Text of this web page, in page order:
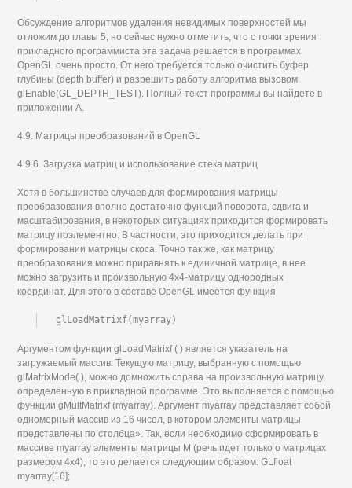
Обсуждение алгоритмов удаления невидимых поверхностей мы
отложим до главы 5, но сейчас нужно отметить, что с точки зрения
прикладного программиста эта задача решается в программах
OpenGL очень просто. От него требуется только очистить буфер
глубины (depth buffer) и разрешить работу алгоритма вызовом
glEnable(GL_DEPTH_TEST). Полный текст программы вы найдете в
приложении А.
4.9. Матрицы преобразований в OpenGL
4.9.6. Загрузка матриц и использование стека матриц
Хотя в большинстве случаев для формирования матрицы
преобразования вполне достаточно функций поворота, сдвига и
масштабирования, в некоторых ситуациях приходится формировать
матрицу поэлементно. В частности, это приходится делать при
формировании матрицы скоса. Точно так же, как матрицу
преобразования можно приравнять к единичной матрице, в нее
можно загрузить и произвольную 4х4-матрицу однородных
координат. Для этого в составе OpenGL имеется функция
glLoadMatrixf(myarray)
Аргументом функции glLoadMatrixf ( ) является указатель на
загружаемый массив. Текущую матрицу, выбранную с помощью
glMatrixMode( ), можно домножить справа на произвольную матрицу,
определенную в прикладной программе. Это выполняется с помощью
функции gMultMatrixf (myarray). Аргумент myarray представляет собой
одномерный массив из 16 чисел, в котором элементы матрицы
представлены по столбца». Так, если необходимо сформировать в
массиве myarray элементы матрицы M (речь идет только о матрицах
размером 4x4), то это делается следующим образом: GLfloat
myarray[16];